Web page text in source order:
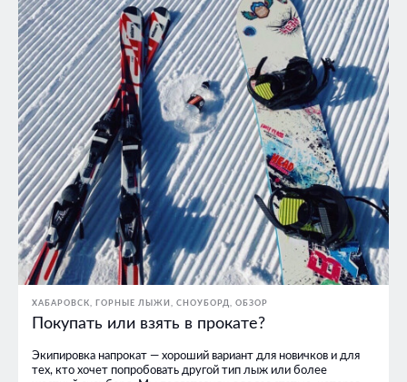
ХАБАРОВСК ГОРНЫЕ ЛЫЖИ СНОУБОРД ОБЗОР
Покупать или взять в прокате?
Экипировка напрокат — хороший вариант для новичков и для
тех, кто хочет попробовать другой тип лыж или более